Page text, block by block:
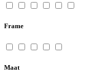
Frame
Maat